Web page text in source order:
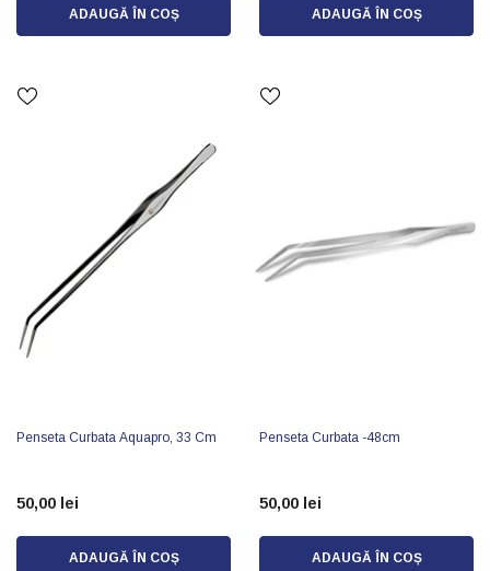
ADAUGĂ ÎN COȘ ADAUGĂ ÎN COȘ
Penseta Curbata Aquapro, 33 Cm
50,00 lei
ADAUGĂ ÎN COȘ
Penseta Curbata -48cm
50,00 lei
ADAUGĂ ÎN COȘ